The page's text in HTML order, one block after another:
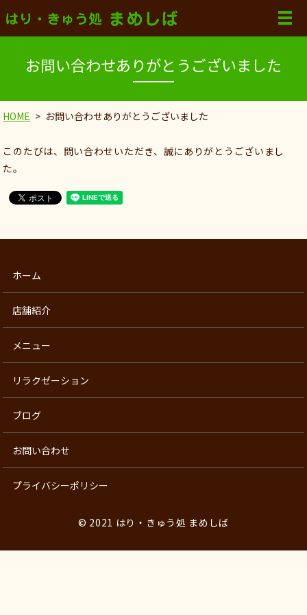
お問い合わせありがとうございました
HOME お問い合わせありがとうございました
このたびは、問い合わせいただき、誠にありがとうございまし
た。
ホーム
店舗紹介
メニュー
リラクゼーション
ブログ
お問い合わせ
プライバシーポリシー
© 2021 はり・きゅう処 まめしば